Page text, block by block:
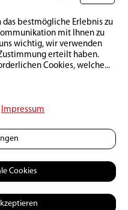
bestmögliche Erlebnis zu
mit Ihnen zu
wichtig, wir verwenden
erteilt haben.
Cookies, welche...
Impressum
Cookies